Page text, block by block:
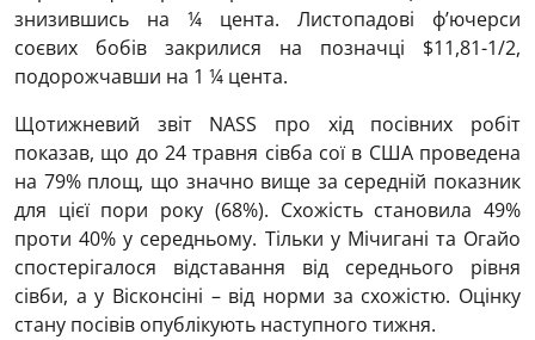
знизившись на ¼ цента. Листопадові ф’ючерси
соєвих бобів закрилися на позначці $11,81-1/2,
подорожчавши на 1 ¼ цента.
Щотижневий звіт NASS про хід посівних робіт
показав, що до 24 травня сівба сої в США проведена
на 79% площ, що значно вище за середній показник
для цієї пори року (68%). Схожість становила 49%
проти 40% у середньому. Тільки у Мічигані та Огайо
спостерігалося відставання від середнього рівня
сівби, а у Вісконсіні – від норми за схожістю. Оцінку
стану посівів опублікують наступного тижня.